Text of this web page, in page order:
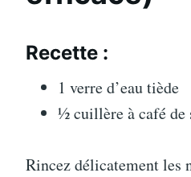
Recette :
1 verre d’eau tiède
½ cuillère à café de
Rincez délicatement les